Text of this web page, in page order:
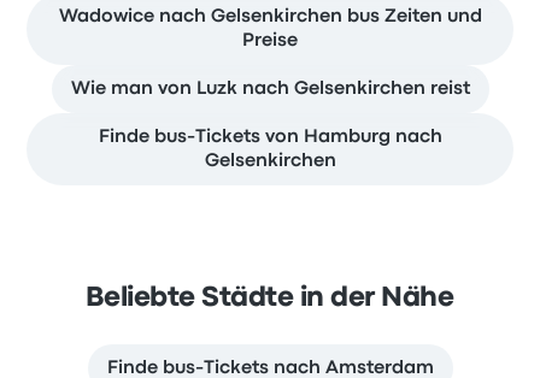
Wadowice nach Gelsenkirchen bus Zeiten und
Preise
Wie man von Luzk nach Gelsenkirchen reist
Finde bus-Tickets von Hamburg nach
Gelsenkirchen
Beliebte Städte in der Nähe
Finde bus-Tickets nach Amsterdam